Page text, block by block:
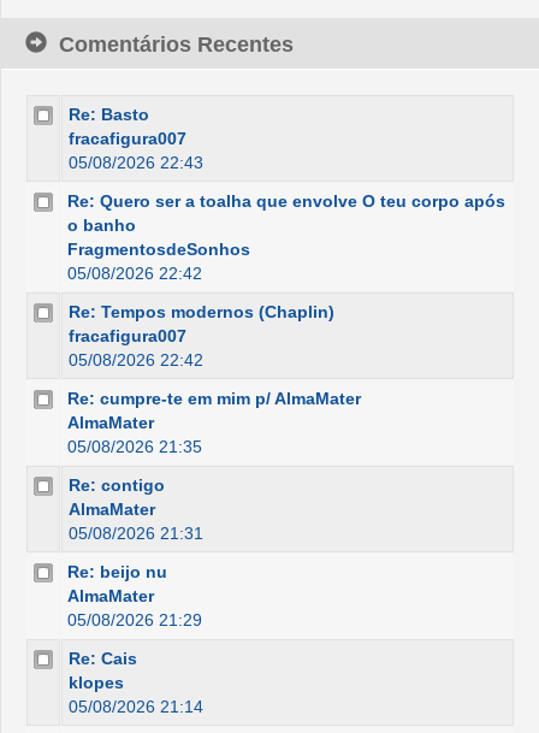
Comentários Recentes
Re: Basto
fracafigura007
05/08/2026 22:43
Re: Quero ser a toalha que envolve O teu corpo após
o banho
FragmentosdeSonhos
05/08/2026 22:42
Re: Tempos modernos (Chaplin)
fracafigura007
05/08/2026 22:42
Re: cumpre-te em mim p/ AlmaMater
AlmaMater
05/08/2026 21:35
Re: contigo
AlmaMater
05/08/2026 21:31
Re: beijo nu
AlmaMater
05/08/2026 21:29
Re: Cais
klopes
05/08/2026 21:14